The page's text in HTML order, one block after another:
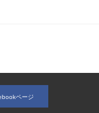
ページ